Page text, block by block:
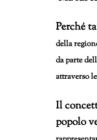
Perché
della
da parte
attraverso
Il
popolo